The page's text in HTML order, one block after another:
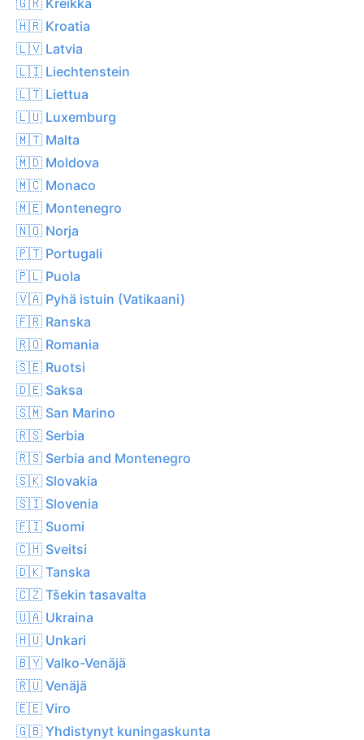
🇭🇷 Kroatia
🇱🇻 Latvia
🇱🇮 Liechtenstein
🇱🇹 Liettua
🇱🇺 Luxemburg
🇲🇹 Malta
🇲🇩 Moldova
🇲🇨 Monaco
🇲🇪 Montenegro
🇳🇴 Norja
🇵🇹 Portugali
🇵🇱 Puola
🇻🇦 Pyhä istuin (Vatikaani)
🇫🇷 Ranska
🇷🇴 Romania
🇸🇪 Ruotsi
🇩🇪 Saksa
🇸🇲 San Marino
🇷🇸 Serbia
🇷🇸 Serbia and Montenegro
🇸🇰 Slovakia
🇸🇮 Slovenia
🇫🇮 Suomi
🇨🇭 Sveitsi
🇩🇰 Tanska
🇨🇿 Tšekin tasavalta
🇺🇦 Ukraina
🇭🇺 Unkari
🇧🇾 Valko-Venäjä
🇷🇺 Venäjä
🇪🇪 Viro
🇬🇧 Yhdistynyt kuningaskunta